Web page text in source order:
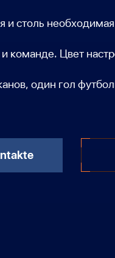
столь
и команде. Цвет
один гол